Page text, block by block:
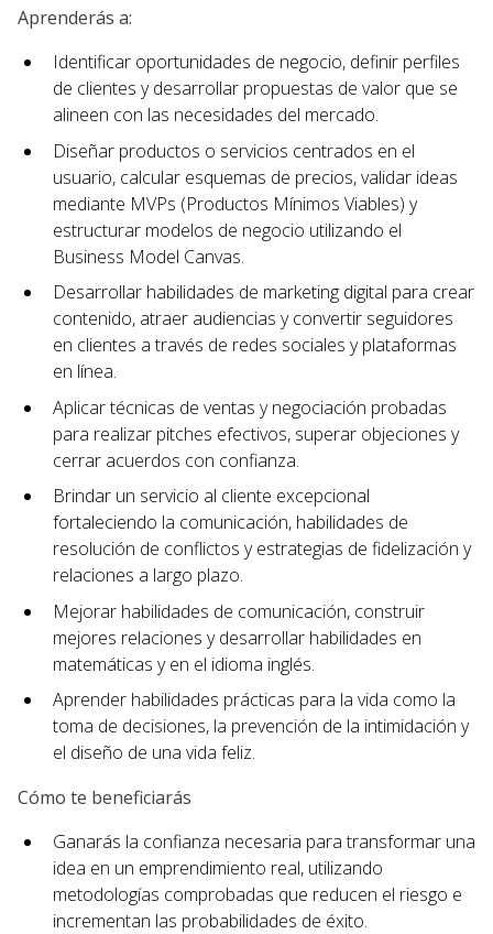
Aprenderás a:
Identificar oportunidades de negocio, definir perfiles
de clientes y desarrollar propuestas de valor que se
alineen con las necesidades del mercado.
Diseñar productos o servicios centrados en el
usuario, calcular esquemas de precios, validar ideas
mediante MVPs (Productos Mínimos Viables) y
estructurar modelos de negocio utilizando el
Business Model Canvas.
Desarrollar habilidades de marketing digital para crear
contenido, atraer audiencias y convertir seguidores
en clientes a través de redes sociales y plataformas
en línea.
Aplicar técnicas de ventas y negociación probadas
para realizar pitches efectivos, superar objeciones y
cerrar acuerdos con confianza.
Brindar un servicio al cliente excepcional
fortaleciendo la comunicación, habilidades de
resolución de conflictos y estrategias de fidelización y
relaciones a largo plazo.
Mejorar habilidades de comunicación, construir
mejores relaciones y desarrollar habilidades en
matemáticas y en el idioma inglés.
Aprender habilidades prácticas para la vida como la
toma de decisiones, la prevención de la intimidación y
el diseño de una vida feliz.
Cómo te beneficiarás
Ganarás la confianza necesaria para transformar una
idea en un emprendimiento real, utilizando
metodologías comprobadas que reducen el riesgo e
incrementan las probabilidades de éxito.